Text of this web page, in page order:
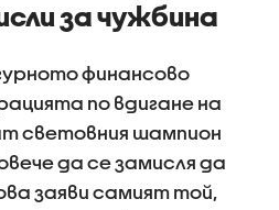
за чужбина
финансово
по вдигане на
световния шампион
да се замисля да
заяви самият той,